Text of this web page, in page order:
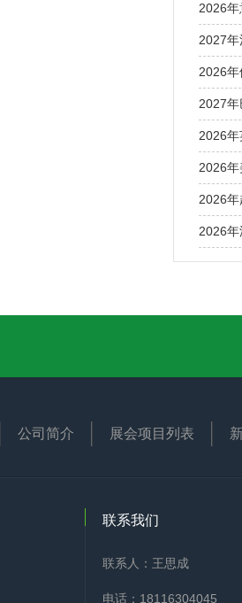
2026
2027
2026
2027
2026
2026
2026
2026
公司简介 展会项目列表
联系我们
联系人：王思成
电话：18116304045